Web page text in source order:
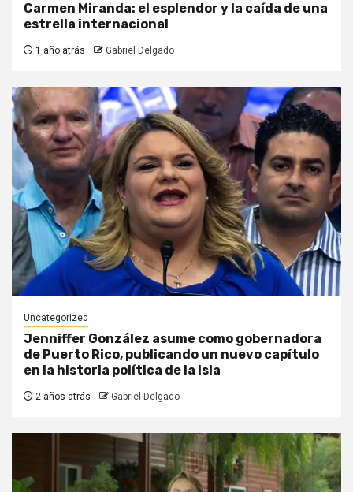
Carmen Miranda: el esplendor y la caída de una
estrella internacional
1 año atrás Gabriel Delgado
Uncategorized
Jenniffer González asume como gobernadora
de Puerto Rico, publicando un nuevo capítulo
en la historia política de la isla
2 años atrás Gabriel Delgado